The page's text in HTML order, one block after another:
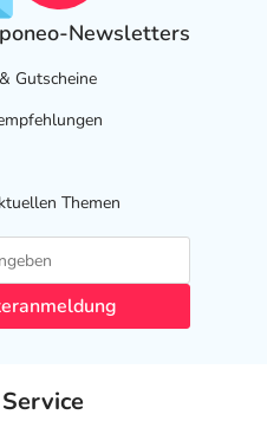
Newsletters
Gutscheine
Themen